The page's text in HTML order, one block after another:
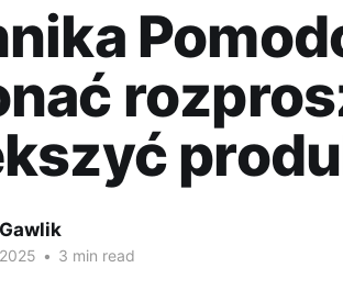
• 3 min read